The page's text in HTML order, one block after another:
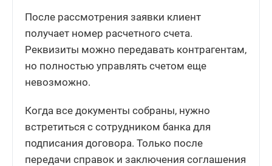
После рассмотрения заявки клиент
получает номер расчетного счета.
Реквизиты можно передавать контрагентам,
но полностью управлять счетом еще
невозможно.
Когда все документы собраны, нужно
встретиться с сотрудником банка для
подписания договора. Только после
передачи справок и заключения соглашения